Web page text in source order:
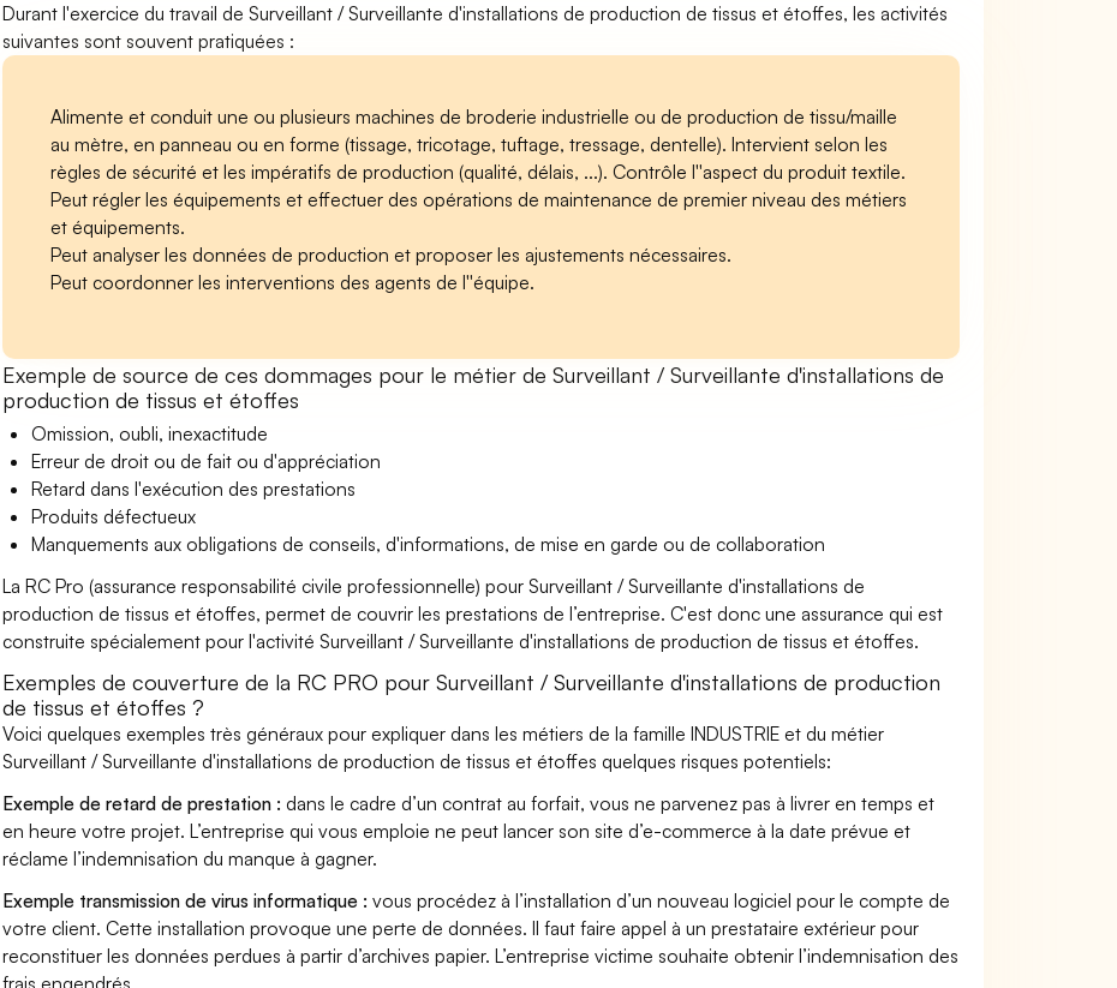
Durant l'exercice du travail de Surveillant / Surveillante d'installations de production de tissus et étoffes, les activités
suivantes sont souvent pratiquées :
Alimente et conduit une ou plusieurs machines de broderie industrielle ou de production de tissu/maille
au mètre, en panneau ou en forme (tissage, tricotage, tuftage, tressage, dentelle). Intervient selon les
règles de sécurité et les impératifs de production (qualité, délais, ...). Contrôle l''aspect du produit textile.
Peut régler les équipements et effectuer des opérations de maintenance de premier niveau des métiers
et équipements.
Peut analyser les données de production et proposer les ajustements nécessaires.
Peut coordonner les interventions des agents de l''équipe.
Exemple de source de ces dommages pour le métier de Surveillant / Surveillante d'installations de
production de tissus et étoffes
Omission, oubli, inexactitude
Erreur de droit ou de fait ou d'appréciation
Retard dans l'exécution des prestations
Produits défectueux
Manquements aux obligations de conseils, d'informations, de mise en garde ou de collaboration
La RC Pro (assurance responsabilité civile professionnelle) pour Surveillant / Surveillante d'installations de
production de tissus et étoffes, permet de couvrir les prestations de l’entreprise. C'est donc une assurance qui est
construite spécialement pour l'activité Surveillant / Surveillante d'installations de production de tissus et étoffes.
Exemples de couverture de la RC PRO pour Surveillant / Surveillante d'installations de production
de tissus et étoffes ?
Voici quelques exemples très généraux pour expliquer dans les métiers de la famille INDUSTRIE et du métier
Surveillant / Surveillante d'installations de production de tissus et étoffes quelques risques potentiels:
Exemple de retard de prestation : dans le cadre d’un contrat au forfait, vous ne parvenez pas à livrer en temps et
en heure votre projet. L’entreprise qui vous emploie ne peut lancer son site d’e-commerce à la date prévue et
réclame l’indemnisation du manque à gagner.
Exemple transmission de virus informatique : vous procédez à l’installation d’un nouveau logiciel pour le compte de
votre client. Cette installation provoque une perte de données. Il faut faire appel à un prestataire extérieur pour
reconstituer les données perdues à partir d’archives papier. L’entreprise victime souhaite obtenir l’indemnisation des
frais engendrés.